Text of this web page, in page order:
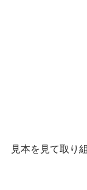
見本を見て取り